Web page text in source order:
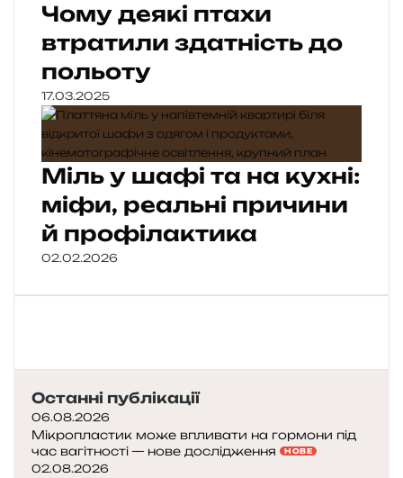
Чому деякі птахи
втратили здатність до
польоту
17.03.2025
Міль у шафі та на кухні:
міфи, реальні причини
й профілактика
02.02.2026
Останні публікації
06.08.2026
Мікропластик може впливати на гормони під
час вагітності — нове дослідження
НОВЕ
02.08.2026